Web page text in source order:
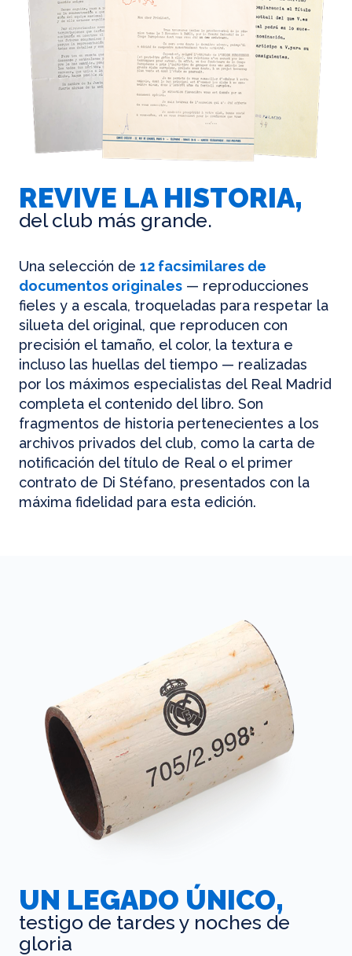
REVIVE LA HISTORIA,
del club más grande.
Una selección de 12 facsimilares de
documentos originales — reproducciones
fieles y a escala, troqueladas para respetar la
silueta del original, que reproducen con
precisión el tamaño, el color, la textura e
incluso las huellas del tiempo — realizadas
por los máximos especialistas del Real Madrid
completa el contenido del libro. Son
fragmentos de historia pertenecientes a los
archivos privados del club, como la carta de
notificación del título de Real o el primer
contrato de Di Stéfano, presentados con la
máxima fidelidad para esta edición.
UN LEGADO ÚNICO,
testigo de tardes y noches de
gloria